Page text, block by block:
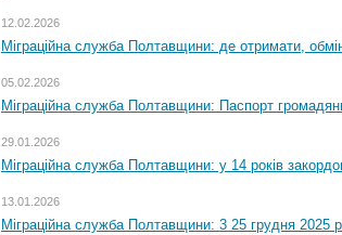
12.02.2026
Міграційна служба Полтавщини: де отримати,
05.02.2026
Міграційна служба Полтавщини: Паспорт
29.01.2026
Міграційна служба Полтавщини: у 14 років
13.01.2026
Міграційна служба Полтавщини: 3 25 грудня 2025